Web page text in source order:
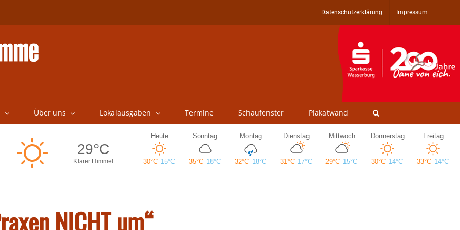
Datenschutzerklärung Impressum
Über uns Lokalausgaben Termine Schaufenster Plakatwand
NICHT um“